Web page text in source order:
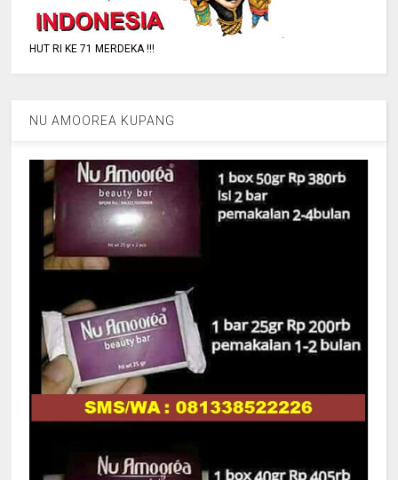
HUT RI KE 71 MERDEKA !!!
NU AMOOREA KUPANG